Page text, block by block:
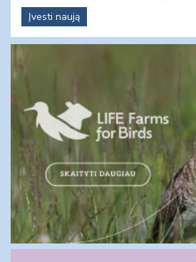
Įvesti naują